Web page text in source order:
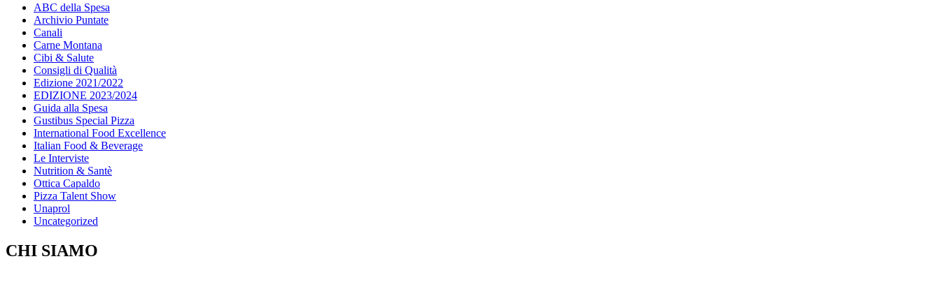
ABC della Spesa
Archivio Puntate
Canali
Carne Montana
Cibi & Salute
Consigli di Qualità
Edizione 2021/2022
EDIZIONE 2023/2024
Guida alla Spesa
Gustibus Special Pizza
International Food Excellence
Italian Food & Beverage
Le Interviste
Nutrition & Santè
Ottica Capaldo
Pizza Talent Show
Unaprol
Uncategorized
CHI SIAMO